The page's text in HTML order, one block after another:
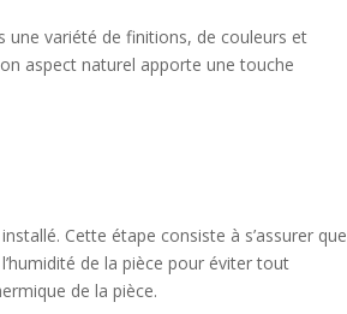
une variété de finitions, de couleurs et
aspect naturel apporte une touche
Cette étape consiste à s’assurer que
de la pièce pour éviter tout
de la pièce.